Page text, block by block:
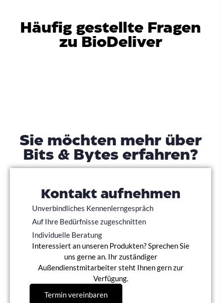
Häufig gestellte Fragen
zu BioDeliver
Sie möchten mehr über
Bits & Bytes erfahren?
Kontakt aufnehmen
Unverbindliches Kennenlerngespräch
Auf Ihre Bedürfnisse zugeschnitten
Individuelle Beratung
Interessiert an unseren Produkten? Sprechen Sie
uns gerne an. Ihr zuständiger
Außendienstmitarbeiter steht Ihnen gern zur
Verfügung.
Termin vereinbaren